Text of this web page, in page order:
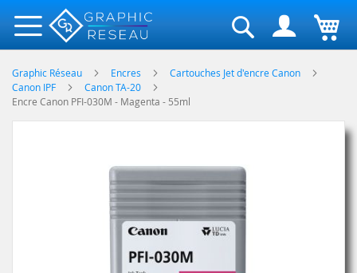
Rechercher
Graphic Réseau Encres
Cartouches Jet d'encre Canon
Canon IPF
Canon TA-20
Encre Canon PFI-030M - Magenta - 55ml